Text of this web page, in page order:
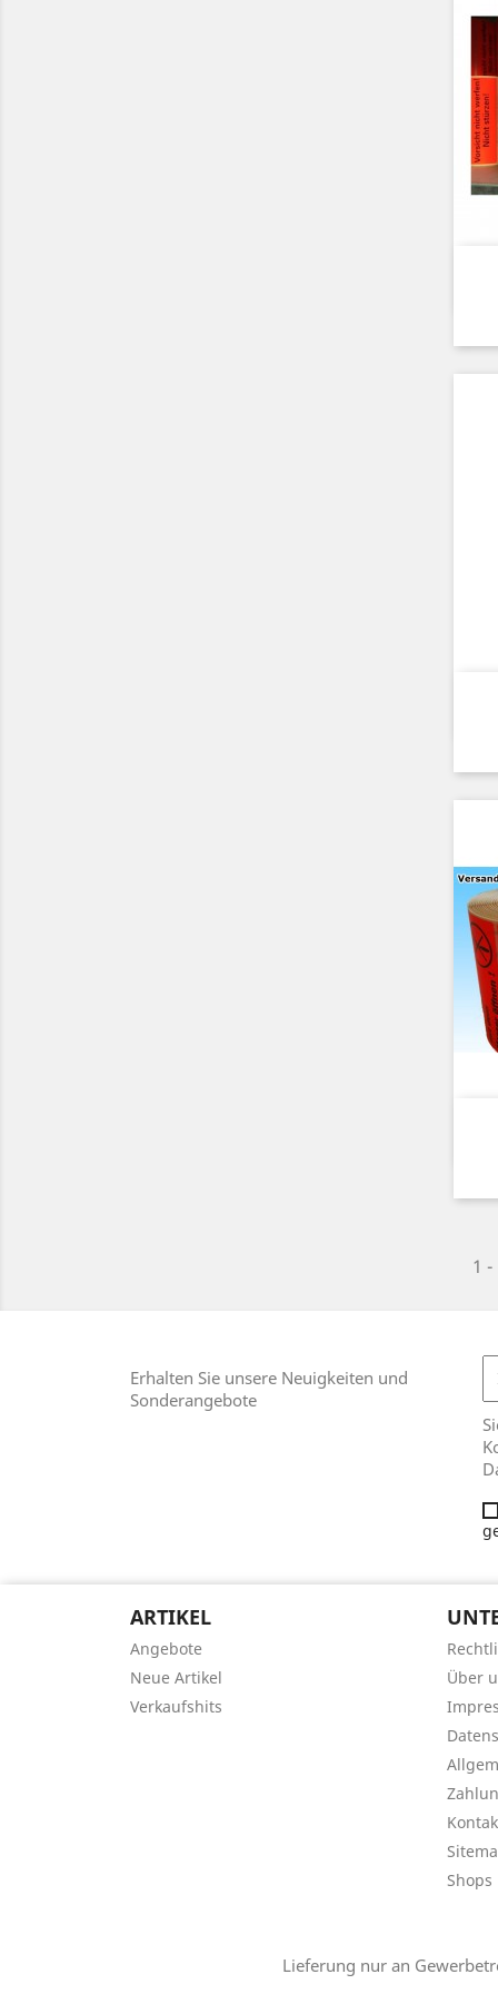
1
Erhalten Sie unsere Neuigkeiten und
Sonderangebote
ARTIKEL
Angebote
Neue Artikel
Verkaufshits
Über
Shops
Lieferung nur an